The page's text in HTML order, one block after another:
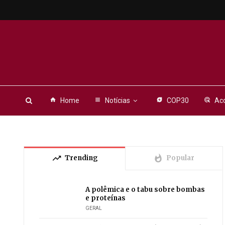
home Home view_headline Notícias energy_savings_leaf COP30 ads_click
trending_up Trending whatshot Popular
A polêmica e o tabu sobre bombas
e proteínas
GERAL